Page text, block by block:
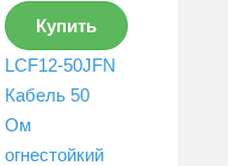
Купить
LCF12-50JFN
Кабель 50
Ом
огнестойкий